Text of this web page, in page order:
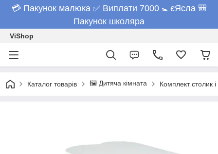
💳 Пакунок малюка ✅ Виплати 7000 🚼 єЯсла 🎒
Пакунок школяра
ViShop
Каталог товарів 🖼️ Дитяча кімната Комплект столик і